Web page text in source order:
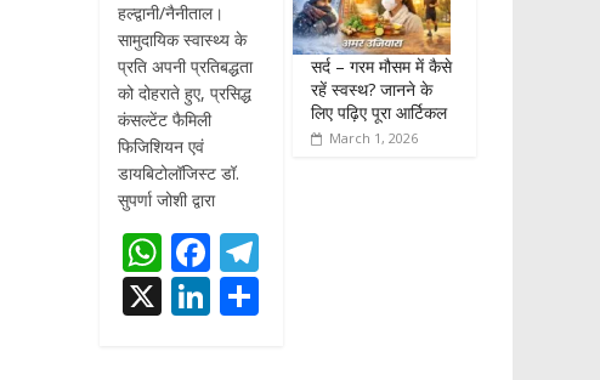
हल्द्वानी/नैनीताल।
सामुदायिक स्वास्थ्य के
प्रति अपनी प्रतिबद्धता
को दोहराते हुए, प्रसिद्ध
कंसल्टेंट फैमिली
फिजिशियन एवं
डायबिटोलॉजिस्ट डॉ.
सुपर्णा जोशी द्वारा
W
h
at
F
ac
e
X Li
सर्द – गरम मौसम में कैसे
रहें स्वस्थ? जानने के
लिए पढ़िए पूरा आर्टिकल
March 1, 2026